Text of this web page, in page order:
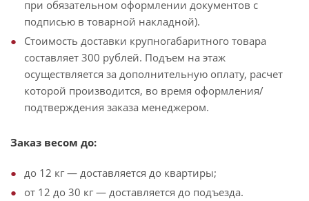
при обязательном оформлении документов с
подписью в товарной накладной).
Стоимость доставки крупногабаритного товара
составляет 300 рублей. Подъем на этаж
осуществляется за дополнительную оплату, расчет
которой производится, во время оформления/
подтверждения заказа менеджером.
Заказ весом до:
до 12 кг — доставляется до квартиры;
от 12 до 30 кг — доставляется до подъезда.